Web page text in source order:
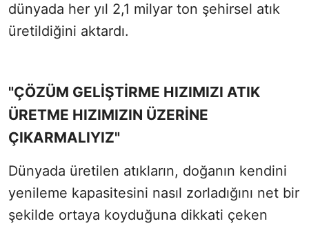
dünyada her yıl 2,1 milyar ton şehirsel atık
üretildiğini aktardı.
"ÇÖZÜM GELİŞTİRME HIZIMIZI ATIK
ÜRETME HIZIMIZIN ÜZERİNE
ÇIKARMALIYIZ"
Dünyada üretilen atıkların, doğanın kendini
yenileme kapasitesini nasıl zorladığını net bir
şekilde ortaya koyduğuna dikkati çeken